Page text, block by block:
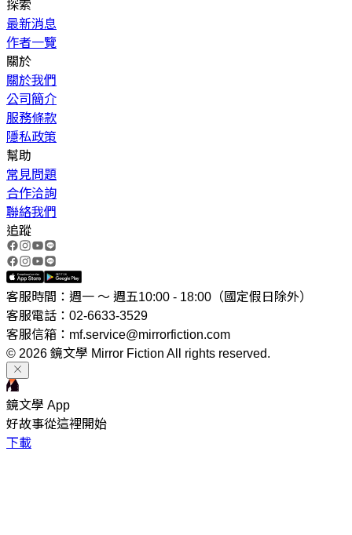
探索
最新消息
作者一覽
關於
關於我們
公司簡介
服務條款
隱私政策
幫助
常見問題
合作洽詢
聯絡我們
追蹤
客服時間：週一 ～ 週五10:00 - 18:00（國定假日除外）
客服電話：02-6633-3529
客服信箱：mf.service@mirrorfiction.com
© 2026 鏡文學 Mirror Fiction All rights reserved.
鏡文學 App
好故事從這裡開始
下載